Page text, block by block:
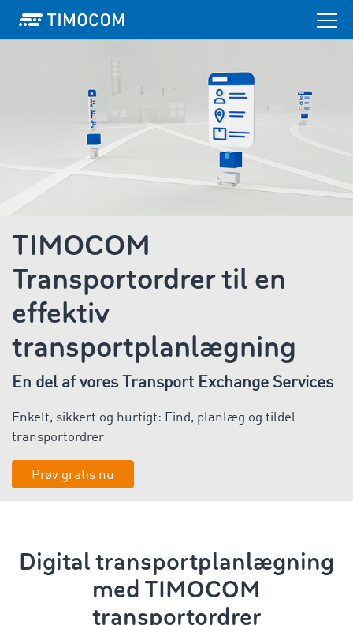
TIMOCOM
Transportordrer til en
effektiv
transportplanlægning
En del af vores Transport Exchange Services
Enkelt, sikkert og hurtigt: Find, planlæg og tildel
transportordrer
Prøv gratis nu
Digitaltransportplanlægning
med TIMOCOM
transportordrer